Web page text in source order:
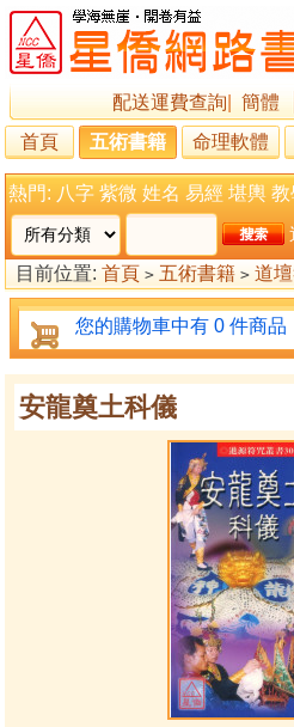
配送運費查詢
簡體
首頁
五術書籍 命理軟體
熱門: 八字 紫微 姓名 易經 堪輿 教
目前位置: 首頁 > 五術書籍 > 道
您的購物車中有 0 件商品
安龍奠土科儀